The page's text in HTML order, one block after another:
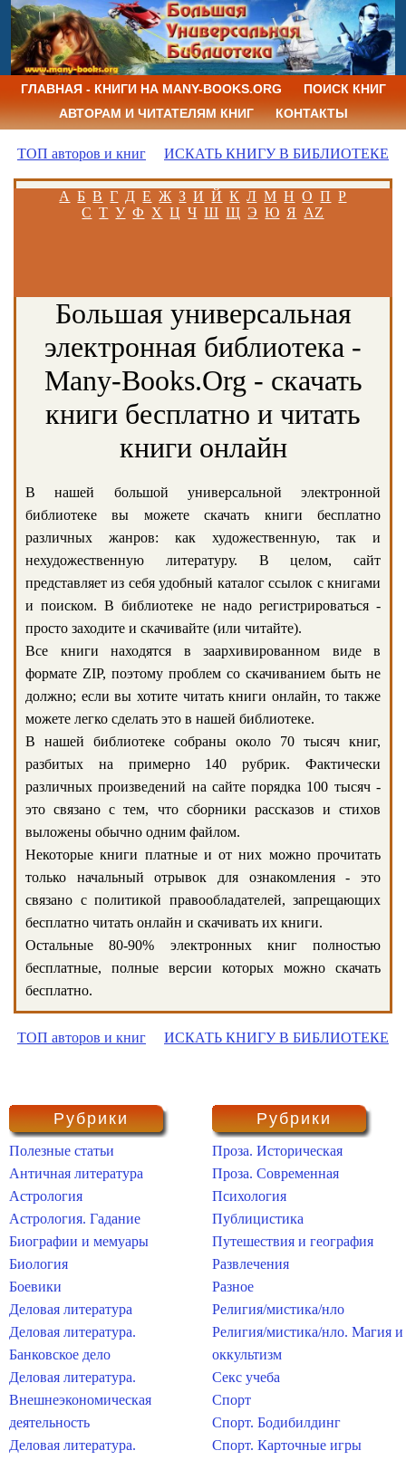
ГЛАВНАЯ - КНИГИ НА MANY-BOOKS.ORG
ПОИСК КНИГ
АВТОРАМ И ЧИТАТЕЛЯМ КНИГ
КОНТАКТЫ
ТОП авторов и книг ИСКАТЬ КНИГУ В БИБЛИОТЕКЕ
А Б В Г Д Е Ж З И Й К Л М Н О П Р
С Т У Ф Х Ц Ч Ш Щ Э Ю Я AZ
Большая универсальная
электронная библиотека -
Many-Books.Org - скачать
книги бесплатно и читать
книги онлайн
В нашей большой универсальной электронной
библиотеке вы можете скачать книги бесплатно
различных жанров: как художественную, так и
нехудожественную литературу. В целом, сайт
представляет из себя удобный каталог ссылок с книгами
и поиском. В библиотеке не надо регистрироваться -
просто заходите и скачивайте (или читайте).
Все книги находятся в заархивированном виде в
формате ZIP, поэтому проблем со скачиванием быть не
должно; если вы хотите читать книги онлайн, то также
можете легко сделать это в нашей библиотеке.
В нашей библиотеке собраны около 70 тысяч книг,
разбитых на примерно 140 рубрик. Фактически
различных произведений на сайте порядка 100 тысяч -
это связано с тем, что сборники рассказов и стихов
выложены обычно одним файлом.
Некоторые книги платные и от них можно прочитать
только начальный отрывок для ознакомления - это
связано с политикой правообладателей, запрещающих
бесплатно читать онлайн и скачивать их книги.
Остальные 80-90% электронных книг полностью
бесплатные, полные версии которых можно скачать
бесплатно.
ТОП авторов и книг ИСКАТЬ КНИГУ В БИБЛИОТЕКЕ
Рубрики
Полезные статьи
Античная литература
Астрология
Астрология. Гадание
Биографии и мемуары
Биология
Боевики
Деловая литература
Деловая литература.
Банковское дело
Деловая литература.
Внешнеэкономическая
деятельность
Деловая литература.
Рубрики
Проза. Историческая
Проза. Современная
Психология
Публицистика
Путешествия и география
Развлечения
Разное
Религия/мистика/нло
Религия/мистика/нло. Магия и
оккультизм
Секс учеба
Спорт
Спорт. Бодибилдинг
Спорт. Карточные игры